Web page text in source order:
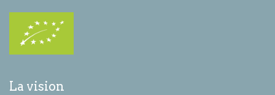
La vision